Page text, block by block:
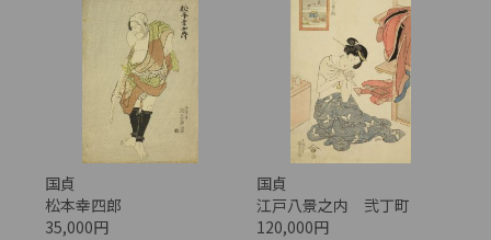
国貞
松本幸四郎
35,000円
国貞
江戸八景之内 弐丁町
120,000円